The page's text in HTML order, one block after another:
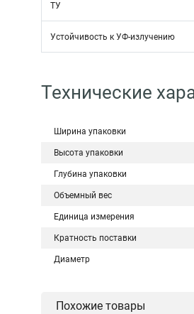
ТУ
Устойчивость к УФ-излучению
Технические
Ширина упаковки
Высота упаковки
Глубина упаковки
Объемный вес
Единица измерения
Кратность поставки
Диаметр
Похожие товары